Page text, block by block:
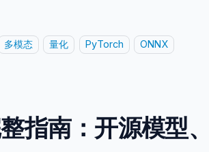
多模态 量化 PyTorch ONNX
指南：开源模型